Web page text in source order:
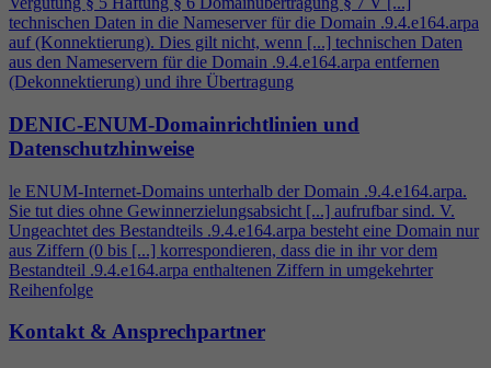
technischen Daten in die Nameserver für die Domain .9.4.e164.arpa
auf (Konnektierung). Dies gilt nicht, wenn [...] technischen Daten
aus den Nameservern für die Domain .9.4.e164.arpa entfernen
(Dekonnektierung) und ihre Übertragung
DENIC-ENUM-Domainrichtlinien und
Datenschutzhinweise
le ENUM-Internet-Domains unterhalb der Domain .9.4.e164.arpa.
Sie tut dies ohne Gewinnerzielungsabsicht [...] aufrufbar sind. V.
Ungeachtet des Bestandteils .9.4.e164.arpa besteht eine Domain nur
aus Ziffern (0 bis [...] korrespondieren, dass die in ihr vor dem
Bestandteil .9.4.e164.arpa enthaltenen Ziffern in umgekehrter
Reihenfolge
Kontakt & Ansprechpartner